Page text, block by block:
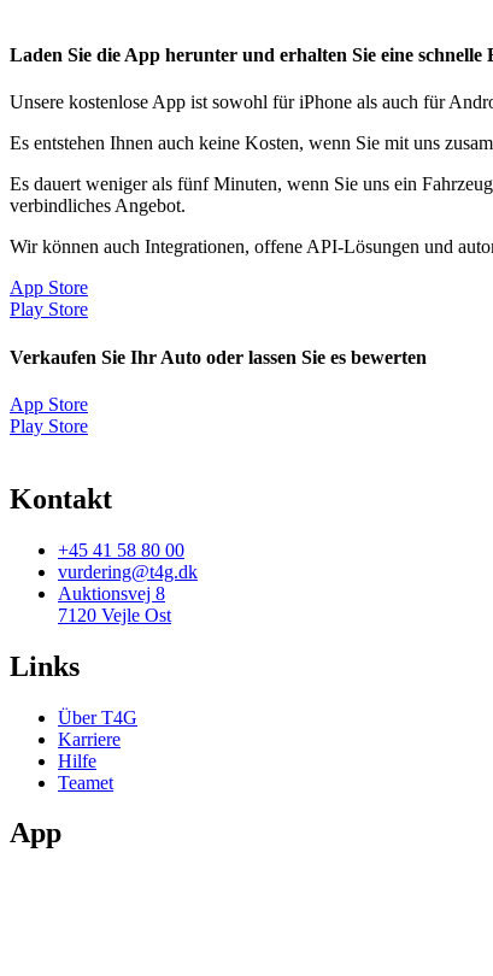
Laden Sie die App herunter und erhalten Sie eine schnelle
Unsere kostenlose App ist sowohl für iPhone als auch für
Es entstehen Ihnen auch keine Kosten, wenn Sie mit uns
Es dauert weniger als fünf Minuten, wenn Sie uns ein
verbindliches Angebot.
Wir können auch Integrationen, offene API-Lösungen und
App Store
Play Store
Verkaufen Sie Ihr Auto oder lassen Sie es bewerten
App Store
Play Store
Kontakt
+45 41 58 80 00
vurdering@t4g.dk
Auktionsvej 8
7120 Vejle Ost
Links
Über T4G
Karriere
Hilfe
Teamet
App